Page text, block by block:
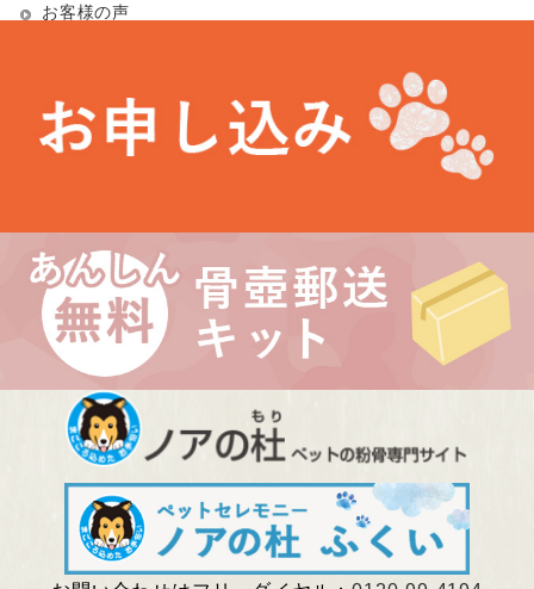
お客様の声
最近の投稿
埼玉県 Kさま（あかりちゃん・きなりちゃん）
千葉県 Uさま（エルフちゃん・ソルシエールちゃん）
愛知県 Kさま（Litoちゃん）
東京都 Aさま（ミンスちゃん）